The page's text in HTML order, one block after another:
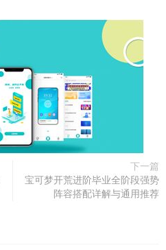
下一篇
宝可梦开荒进阶毕业全阶段强势
阵容搭配详解与通用推荐